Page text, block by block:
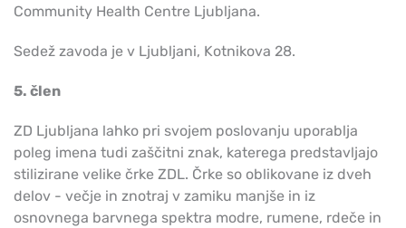
Community Health Centre Ljubljana.
Sedež zavoda je v Ljubljani, Kotnikova 28.
5. člen
ZD Ljubljana lahko pri svojem poslovanju uporablja
poleg imena tudi zaščitni znak, katerega predstavljajo
stilizirane velike črke ZDL. Črke so oblikovane iz dveh
delov - večje in znotraj v zamiku manjše in iz
osnovnega barvnega spektra modre, rumene, rdeče in